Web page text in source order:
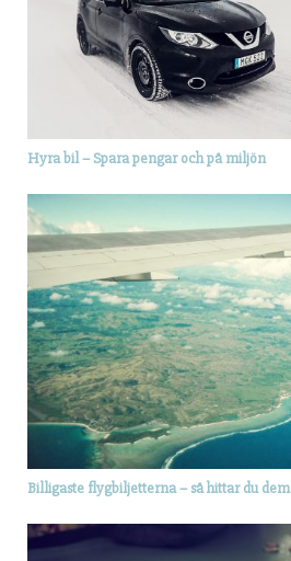
Hyra bil – Spara pengar och på miljön
Billigaste flygbiljetterna – så hittar du dem